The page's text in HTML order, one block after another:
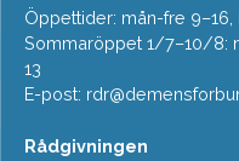
Öppettider: mån-fre 9–16,
Sommaröppet 1/7–10/8:
13
E-post:
Rådgivningen